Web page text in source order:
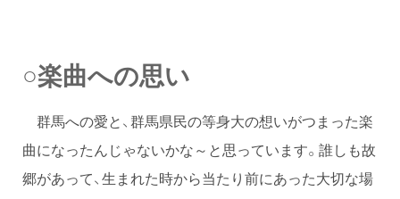
○楽曲への思い
群馬への愛と、群馬県民の等身大の想いがつまった楽
曲になったんじゃないかな～と思っています。誰しも故
郷があって、生まれた時から当たり前にあった大切な場